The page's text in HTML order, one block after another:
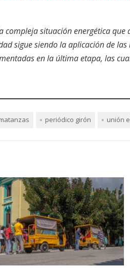
compleja situación energética que
sigue siendo la aplicación de
en la última etapa, las
periódico girón unión